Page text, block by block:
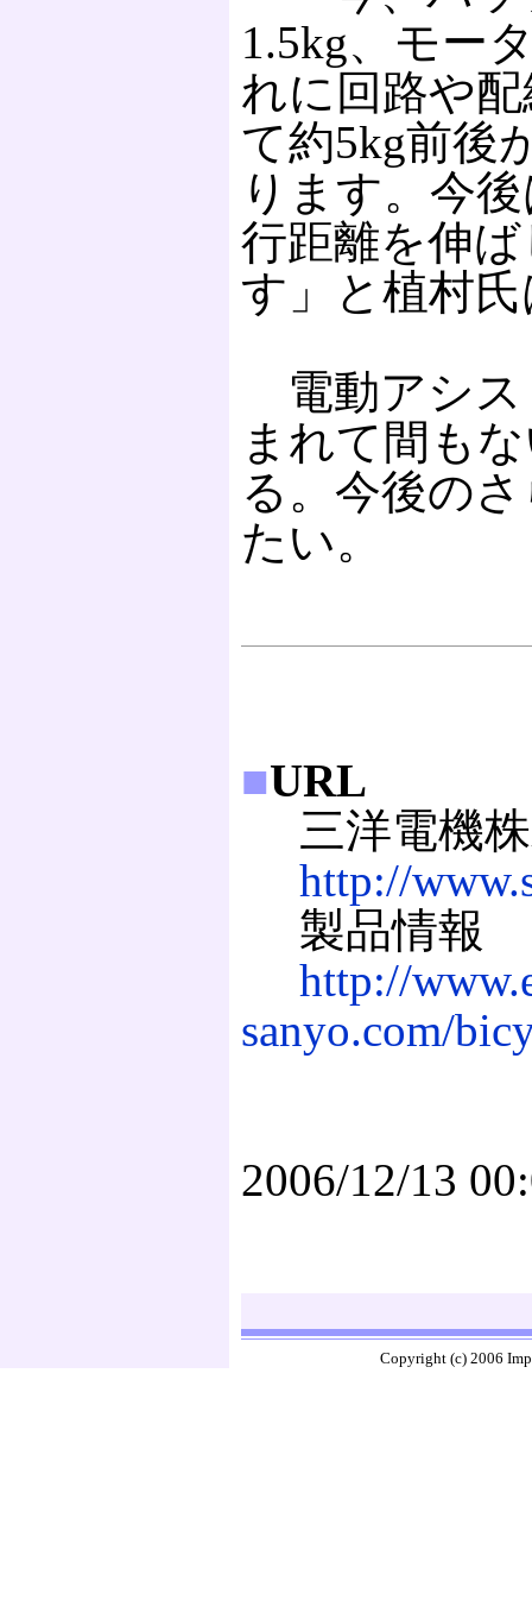
1.5kg、モー
れに回路や
て約5kg前後
ります。今
行距離を伸
す」と植村
電動アシス
まれて間も
る。今後の
たい。
■URL
三洋電機株
http://
製品情報
http://
sanyo.com/
2006/12/13
Copyright (c) 2006